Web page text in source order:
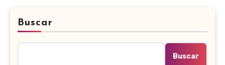
Buscar
Buscar